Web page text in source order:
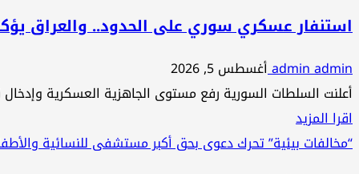
تتصاعد
وخبراء
يؤكدون
:
:
استنفار عسكري سوري على الحدود.. والعراق
admin adminأغسطس 5, 2026
أعلنت السلطات السورية رفع مستوى الجاهزية العسكرية
اقرا المزيداقرأ
المزيد
“مخالفات بيئية” تحرك دعوى بحق أكبر مستشفى للنسائية